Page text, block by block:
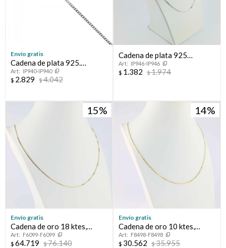
Envío gratis
Cadena de plata 925.
Modelo, GRUMETTE
CHATA, 60 cm.
IP940-IP940
$ 2.829 $4.042
Cadena de plata 925
rodinada.
IP946-IP946
$ 1.382 $1.974
15
Envío gratis
Cadena de oro 18 ktes,
GRUMETTE.
F6099-F6099
$ 64.719 $76.140
14
Envío gratis
Cadena de oro 10 ktes,
FORCET.
F8498-F8498
$ 30.562 $35.955